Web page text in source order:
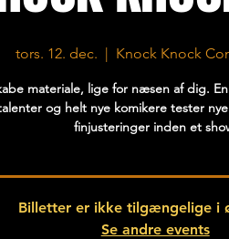
tors. 12. dec.
  |
Knock Knock
materiale, lige for næsen af dig.
og helt nye komikere tester
finjusteringer inden et
Billetter er ikke tilgængelige i
Se andre events